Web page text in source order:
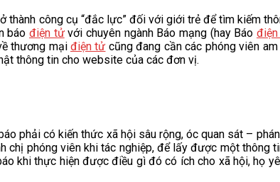
thành công cụ “đắc lực” đối với giới trẻ để tìm kiếm
báo điện tửvới chuyên ngành Báo mạng (hay Báo
thương mại điện tử cũng đang cần các phóng viên
thông tin cho website của các đơn vị.
có kiến thức xã hội sâu rộng, óc quan sát –
phóng viên khi tác nghiệp, để lấy được một thông
khi thực hiện được điều gì đó có ích cho xã hội, họ